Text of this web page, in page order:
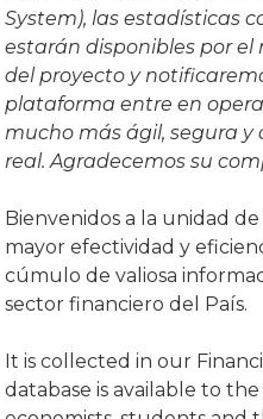
System), las estadísticas
estarán disponibles por
del proyecto y
plataforma entre en
mucho más ágil, segura
real. Agradecemos su
Bienvenidos a la unidad
mayor efectividad y
cúmulo de valiosa
sector financiero del País.
It is collected in our
database is available to